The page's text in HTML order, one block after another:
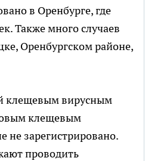
в Оренбурге, где
Также много случаев
Оренбургском районе,
клещевым вирусным
клещевым
не зарегистрировано.
проводить